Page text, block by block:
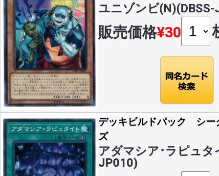
ユニゾンビ
販売価格¥30
デッキビルドパック シー
ズ
アダマシア･ラピュタ
JP010)